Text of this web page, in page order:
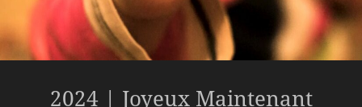
2024 | Joyeux Maintenant